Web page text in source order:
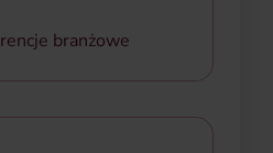
branżowe
praktycznych warsztatów